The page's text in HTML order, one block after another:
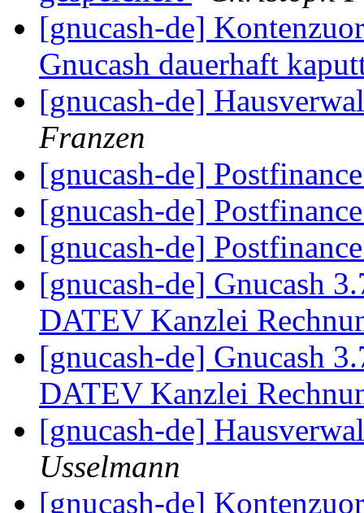
[gnucash-de]
Gnucash dauerhaft
[gnucash-de]
Franzen
[gnucash-de]
[gnucash-de]
[gnucash-de]
[gnucash-de] Gnucash
DATEV Kanzlei
[gnucash-de] Gnucash
DATEV Kanzlei
[gnucash-de]
Usselmann
[gnucash-de]